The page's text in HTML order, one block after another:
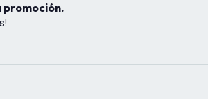
promoción.